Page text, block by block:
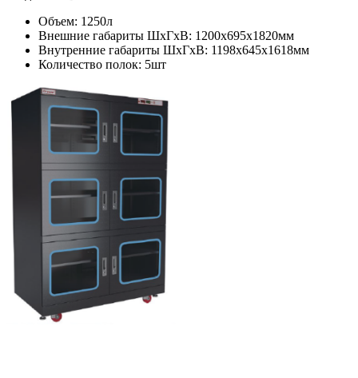
Объем: 1250л
Внешние габариты ШхГхВ: 1200х695х1820мм
Внутренние габариты ШхГхВ: 1198х645х1618мм
Количество полок: 5шт